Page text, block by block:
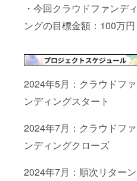
・今回クラウドファンディ
ングの目標金額：100万円
2024年5月：クラウドファ
ンディングスタート
2024年7月：クラウドファ
ンディングクローズ
2024年7月：順次リターン